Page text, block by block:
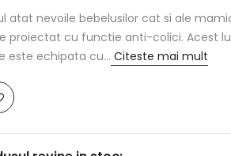
atat nevoile bebelusilor cat si ale
proiectat cu functie anti-colici. Acest
este echipata cu... Citeste mai mult